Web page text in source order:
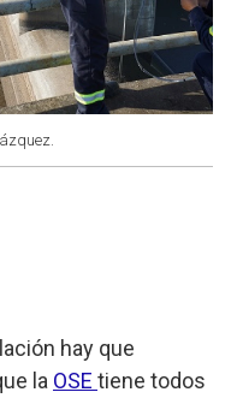
hay que
la OSE tiene todos